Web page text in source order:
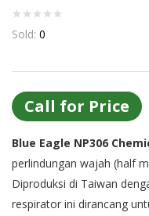
Sold: 0
Call for Price
Blue Eagle NP306
perlindungan wajah (half
Diproduksi di Taiwan
respirator ini dirancang